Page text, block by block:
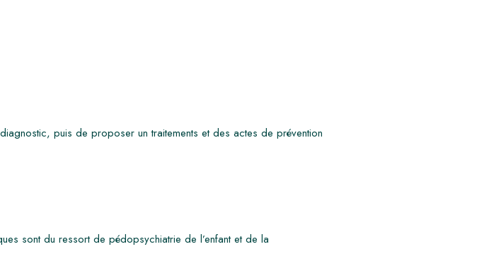
puis de proposer un traitements et des actes de prévention
sont du ressort de pédopsychiatrie de l’enfant et de la